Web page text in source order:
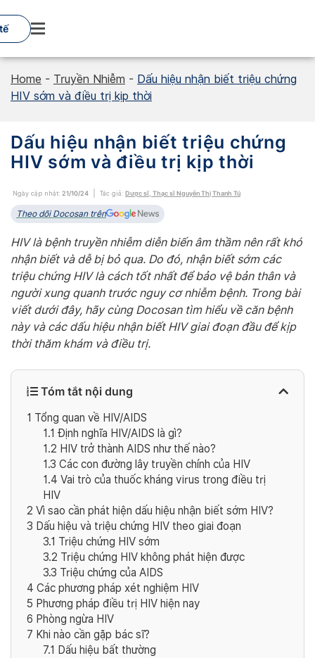
to
content
Home - Truyền Nhiễm - Dấu hiệu nhận biết triệu chứng
HIV sớm và điều trị kịp thời
Dấu hiệu nhận biết triệu chứng
HIV sớm và điều trị kịp thời
Ngày cập nhật: 21/10/24 Tác giả: Dược sĩ, Thạc sĩ Nguyễn Thị Thanh Tú
Theo dõi Docosan trên
HIV là bệnh truyền nhiễm diễn biến âm thầm nên rất khó
nhận biết và dễ bị bỏ qua. Do đó, nhận biết sớm các
triệu chứng HIV là cách tốt nhất để bảo vệ bản thân và
người xung quanh trước nguy cơ nhiễm bệnh. Trong bài
viết dưới đây, hãy cùng Docosan tìm hiểu về căn bệnh
này và các dấu hiệu nhận biết HIV giai đoạn đầu để kịp
thời thăm khám và điều trị.
Tóm tắt nội dung
1 Tổng quan về HIV/AIDS
1.1 Định nghĩa HIV/AIDS là gì?
1.2 HIV trở thành AIDS như thế nào?
1.3 Các con đường lây truyền chính của HIV
1.4 Vai trò của thuốc kháng virus trong điều trị
HIV
2 Vì sao cần phát hiện dấu hiệu nhận biết sớm HIV?
3 Dấu hiệu và triệu chứng HIV theo giai đoạn
3.1 Triệu chứng HIV sớm
3.2 Triệu chứng HIV không phát hiện được
3.3 Triệu chứng của AIDS
4 Các phương pháp xét nghiệm HIV
5 Phương pháp điều trị HIV hiện nay
6 Phòng ngừa HIV
7 Khi nào cần gặp bác sĩ?
7.1 Dấu hiệu bất thường